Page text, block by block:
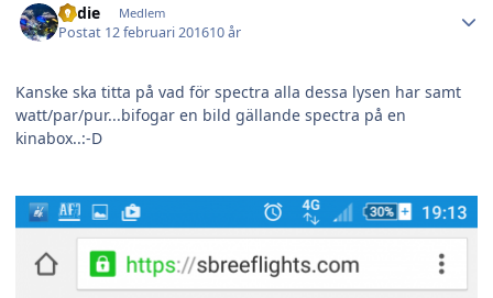
eddie Medlem
Postat 12 februari 201610 år
Kanske ska titta på vad för spectra alla dessa lysen har samt
watt/par/pur...bifogar en bild gällande spectra på en
kinabox..:-D